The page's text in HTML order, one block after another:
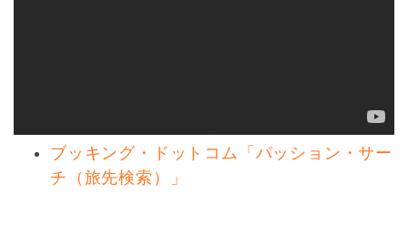
ブッキング・ドットコム「パッション・サー
チ（旅先検索）」